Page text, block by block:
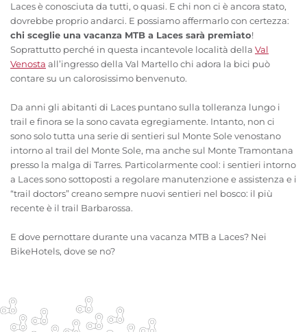
Laces è conosciuta da tutti, o quasi. E chi non ci è ancora stato,
dovrebbe proprio andarci. E possiamo affermarlo con certezza:
chi sceglie una vacanza MTB a Laces sarà premiato!
Soprattutto perché in questa incantevole località della Val
Venosta all’ingresso della Val Martello chi adora la bici può
contare su un calorosissimo benvenuto.
Da anni gli abitanti di Laces puntano sulla tolleranza lungo i
trail e finora se la sono cavata egregiamente. Intanto, non ci
sono solo tutta una serie di sentieri sul Monte Sole venostano
intorno al trail del Monte Sole, ma anche sul Monte Tramontana
presso la malga di Tarres. Particolarmente cool: i sentieri intorno
a Laces sono sottoposti a regolare manutenzione e assistenza e i
“trail doctors” creano sempre nuovi sentieri nel bosco: il più
recente è il trail Barbarossa.
E dove pernottare durante una vacanza MTB a Laces? Nei
BikeHotels, dove se no?